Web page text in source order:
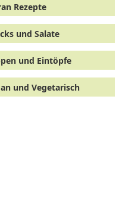
Rezepte
und Salate
und Eintöpfe
und Vegetarisch